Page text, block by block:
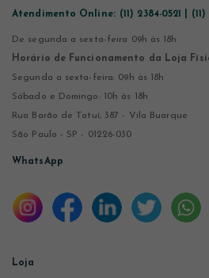
Atendimento Online: (11) 2384-0521 |
De segunda a sexta-feira 09h às 18h
Horário de Funcionamento da Loja
Segunda a sexta-feira: 09h às 18h
Sábado e Domingo: 10h às 18h
Rua Barão de Tatuí, 387 - Vila Buarque
São Paulo - SP - 01226-030
WhatsApp
Loja